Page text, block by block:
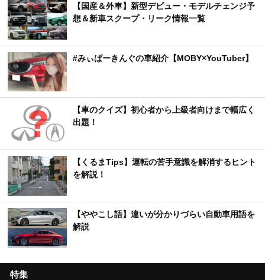
【国産＆外車】新型デビュー・モデルチェンジ予
想＆新車スクープ・リーク情報一覧
#みぃぱーきんぐの車紹介【MOBY×YouTuber】
【車のクイズ】初心者から上級者向けまで幅広く
出題！
【くるまTips】運転の苦手意識を解消するヒント
を解説！
【ややこし語】違いが分かりづらい自動車用語を
解説
特集